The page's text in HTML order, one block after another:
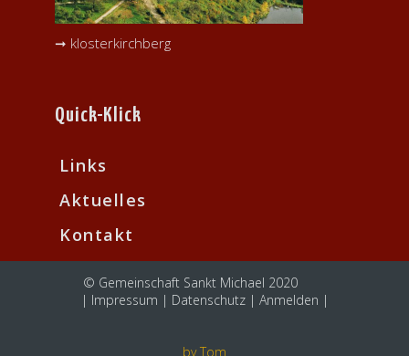
➞ klosterkirchberg
Quick-Klick
Links
Aktuelles
Kontakt
© Gemeinschaft Sankt Michael 2020
| Impressum | Datenschutz| Anmelden |
by Tom